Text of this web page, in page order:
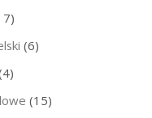
(6)
(15)